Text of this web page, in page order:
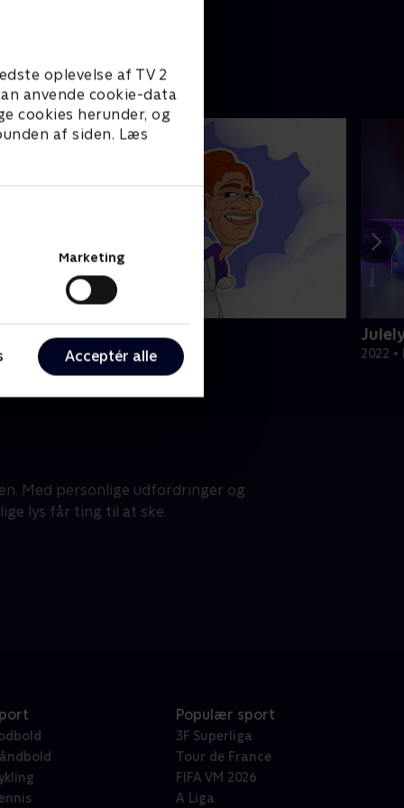
oplevelse af TV 2
anvende cookie-data
cookies herunder, og
af siden. Læs
Marketing
Acceptér alle
• 2 sæsoner 2022
Med personlige udfordringer og
lys får ting til at ske.
Populær sport
3F Superliga
Tour de France
FIFA VM 2026
A Liga